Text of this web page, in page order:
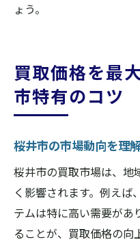
ょう。
買取価格を最
市特有のコツ
桜井市の市場動向を理
桜井市の買取市場は、地
く影響されます。例えば
テムは特に高い需要があ
ることが、買取価格の向